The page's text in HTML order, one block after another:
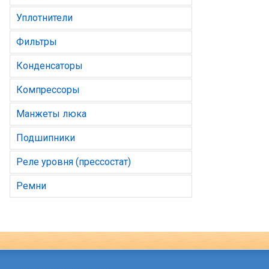
Уплотнители
Фильтры
Конденсаторы
Компрессоры
Манжеты люка
Подшипники
Реле уровня (прессостат)
Ремни